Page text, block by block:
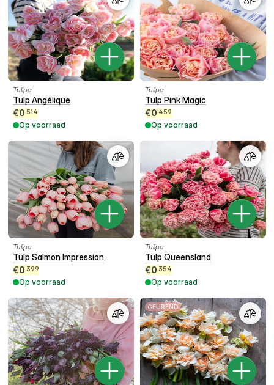
Tulipa
Tulp Angélique
€0 514
Op voorraad
Tulipa
Tulp Pink Magic
€0 459
Op voorraad
Tulipa
Tulp Salmon Impression
€0 399
Op voorraad
Tulipa
Tulp Queensland
€0 354
Op voorraad
GEUREND